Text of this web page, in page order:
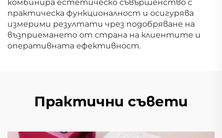
комбинира естетическо съвършенство с
практическа функционалност и осигурява
измерими резултати чрез подобряване на
възприемането от страна на клиентите и
оперативната ефективност.
Практични съвети